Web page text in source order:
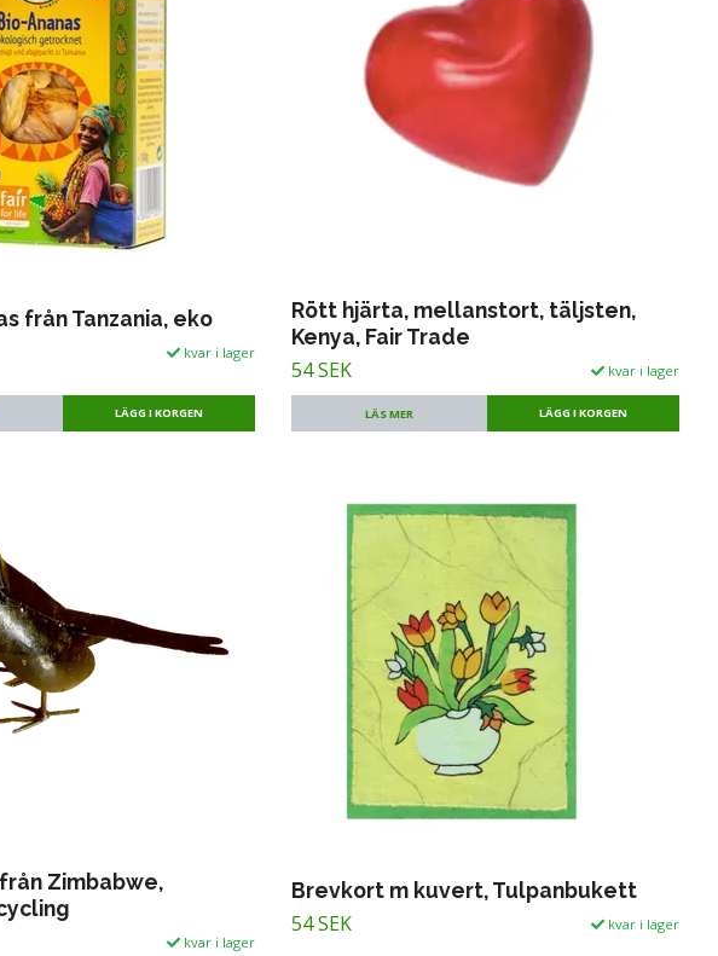
från Tanzania, eko
kvar i lager
Rött hjärta, mellanstort, täljsten,
Kenya, Fair Trade
54 SEK kvar i lager
LÄS MER
Zimbabwe,
kvar i lager
Brevkort m kuvert, Tulpanbukett
54 SEK kvar i lager